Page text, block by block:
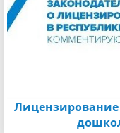
Лицензирование